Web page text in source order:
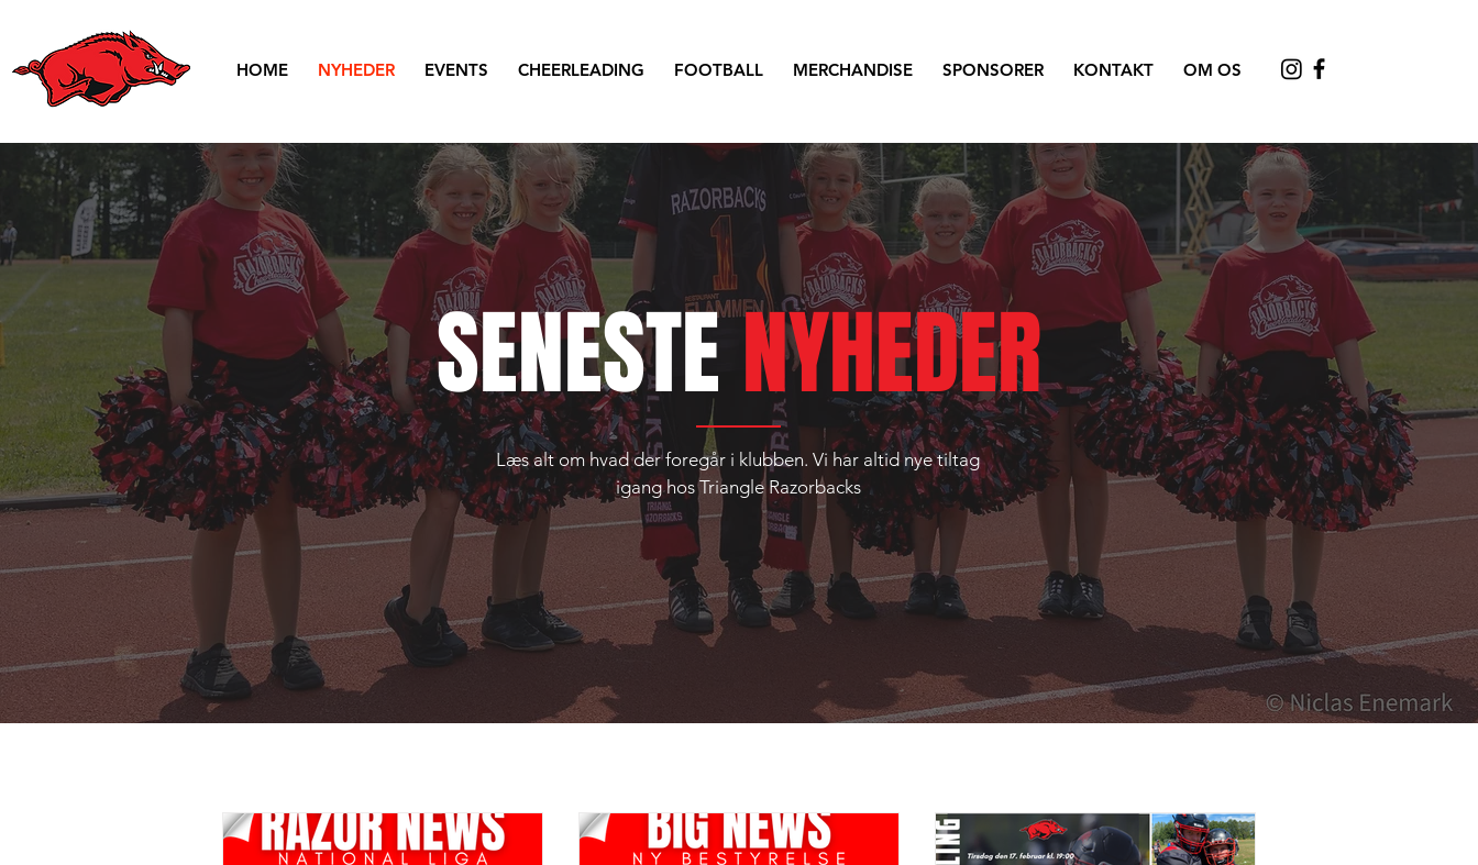
HOME NYHEDER EVENTS CHEERLEADING FOOTBALL MERCHANDISE SPONSORER KONTAKT OM OS
SENESTENYHEDER
Læs alt om hvad der foregår i klubben. Vi har altid nye tiltag
igang hos Triangle Razorbacks